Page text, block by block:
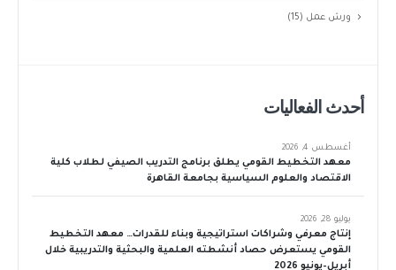
ورش عمل (15)
أحدث الفعاليات
معهد التخطيط القومي يطلق برنامج التدريب الصيفي لطلاب كلية
الاقتصاد والعلوم السياسية بجامعة القاهرة
أغسطس 4, 2026
إنتاج معرفي وشراكات استراتيجية وبناء للقدرات… معهد التخطيط
القومي يستعرض حصاد أنشطته العلمية والبحثية والتدريبية خلال
أبريل–يونيو 2026
يوليو 28, 2026